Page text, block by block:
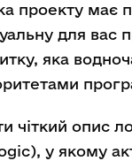
проекту має
для вас
яка
чіткий опис
у якому